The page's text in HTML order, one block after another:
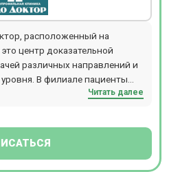
расположенный на
центр доказательной
различных направлений и
В филиале пациенты
основным направлениям
– восстановительная
Читать далее